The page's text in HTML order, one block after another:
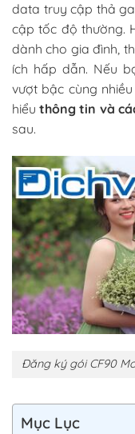
data truy cập thả
cập tốc độ thường.
dành cho gia đình,
ích hấp dẫn. Nếu
vượt bậc cùng
hiểu thông tin và
sau.
Đăng ký gói CF90
Mục Lục